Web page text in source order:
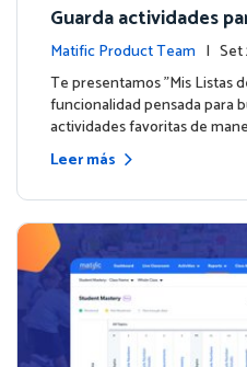
Guarda actividades
nción de Listas de
Matific Product Team |
de la plataforma
Te presentamos "Mis Listas
funcionalidad pensada para
actividades favoritas de
Leer más